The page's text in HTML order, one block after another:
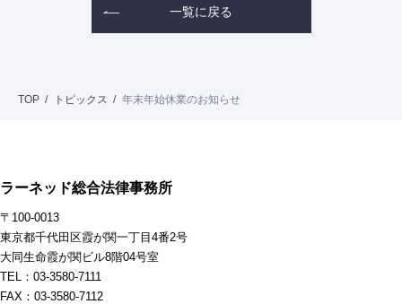
一覧に戻る
TOP トピックス 年末年始休業のお知らせ
ラーネッド総合法律事務所
〒100-0013
東京都千代田区霞が関一丁目4番2号
大同生命霞が関ビル8階04号室
TEL：03-3580-7111
FAX：03-3580-7112